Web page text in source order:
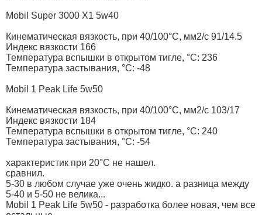
Mobil Super 3000 X1 5w40
Кинематическая вязкость, при 40/100°С, мм2/с 91/14.5
Индекс вязкости 166
Температура вспышки в открытом тигле, °С: 236
Температура застывания, °С: -48
Mobil 1 Peak Life 5w50
Кинематическая вязкость, при 40/100°С, мм2/с 103/17
Индекс вязкости 184
Температура вспышки в открытом тигле, °С: 240
Температура застывания, °С: -54
характеристик при 20°С не нашел.
сравнил.
5-30 в любом случае уже очень жидко. а разница между
5-40 и 5-50 не велика...
Mobil 1 Peak Life 5w50 - разработка более новая, чем все